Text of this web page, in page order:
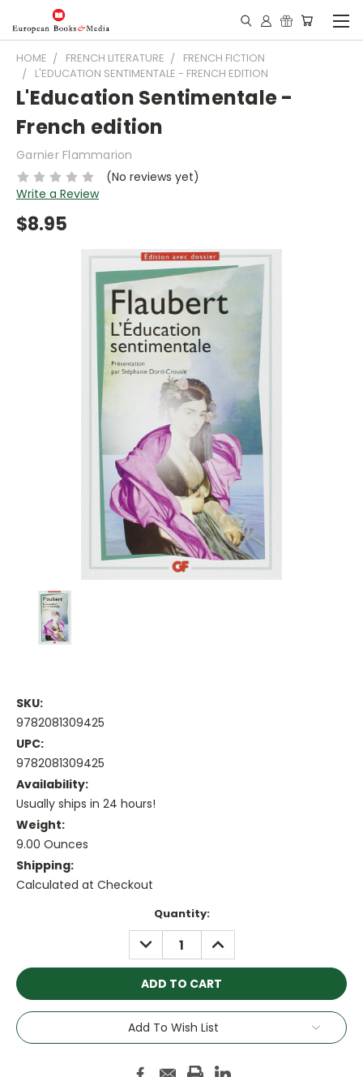
HOME FRENCH LITERATURE
FRENCH FICTION
L'EDUCATION SENTIMENTALE - FRENCH EDITION
L'Education Sentimentale -
French edition
Garnier Flammarion
(No reviews yet)
Write a Review
$8.95
SKU:
9782081309425
UPC:
9782081309425
Availability:
Usually ships in 24 hours!
Weight:
9.00 Ounces
Shipping:
Calculated at Checkout
Quantity:
DECREASE
QUANTITY:
INCREASE
QUANTITY:
Add To Wish List